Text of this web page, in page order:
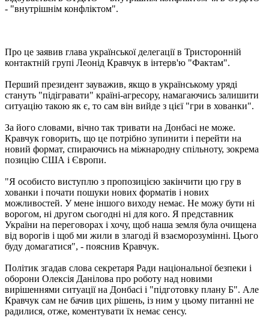
- "внутрішнім конфліктом".
Про це заявив глава української делегації в Тристоронній
контактній групі Леонід Кравчук в інтерв'ю "Фактам".
Перший президент зауважив, якщо в українському уряді
стануть "підігравати" країні-агресору, намагаючись залишити
ситуацію такою як є, то сам він вийде з цієї "гри в хованки".
За його словами, вічно так тривати на Донбасі не може.
Кравчук говорить, що це потрібно зупинити і перейти на
новий формат, спираючись на міжнародну спільноту, зокрема
позицію США і Європи.
"Я особисто виступлю з пропозицією закінчити цю гру в
хованки і почати пошуки нових форматів і нових
можливостей. У мене іншого виходу немає. Не можу бути ні
ворогом, ні другом сьогодні ні для кого. Я представник
України на переговорах і хочу, щоб наша земля була очищена
від ворогів і щоб ми жили в злагоді й взаєморозумінні. Цього
буду домагатися", - пояснив Кравчук.
Політик згадав слова секретаря Ради національної безпеки і
оборони Олексія Данілова про роботу над новими
вирішеннями ситуації на Донбасі і "підготовку плану Б". Але
Кравчук сам не бачив цих рішень, із ним у цьому питанні не
радилися, отже, коментувати їх немає сенсу.